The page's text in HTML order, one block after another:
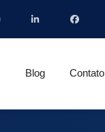
Blog Contato